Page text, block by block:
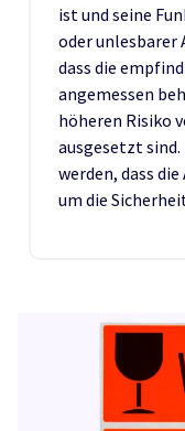
ist und seine
oder unlesbarer
dass die
angemessen
höheren Risiko
ausgesetzt
werden, dass
um die